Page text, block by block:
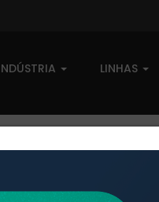
LINHAS
015) - PESO